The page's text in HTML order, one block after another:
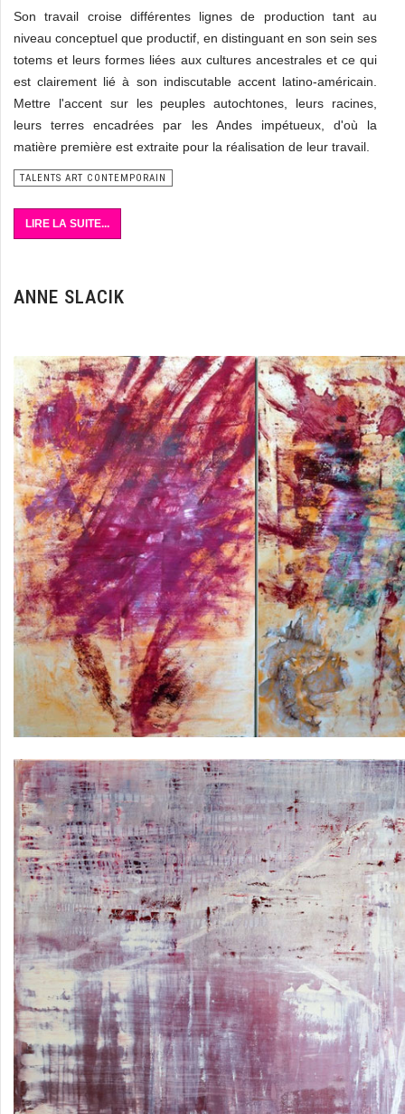
Son travail croise différentes lignes de production tant au
niveau conceptuel que productif, en distinguant en son sein ses
totems et leurs formes liées aux cultures ancestrales et ce qui
est clairement lié à son indiscutable accent latino-américain.
Mettre l'accent sur les peuples autochtones, leurs racines,
leurs terres encadrées par les Andes impétueux, d'où la
matière première est extraite pour la réalisation de leur travail.
TALENTS ART CONTEMPORAIN
LIRE LA SUITE...
ANNE SLACIK